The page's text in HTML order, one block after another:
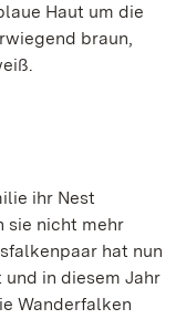
Haut um die
braun,
ihr Nest
sie nicht mehr
hat nun
in diesem Jahr
Wanderfalken